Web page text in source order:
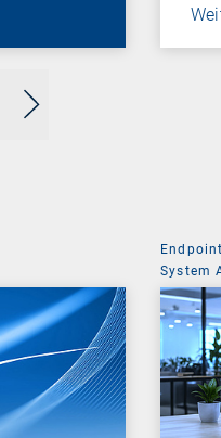
System